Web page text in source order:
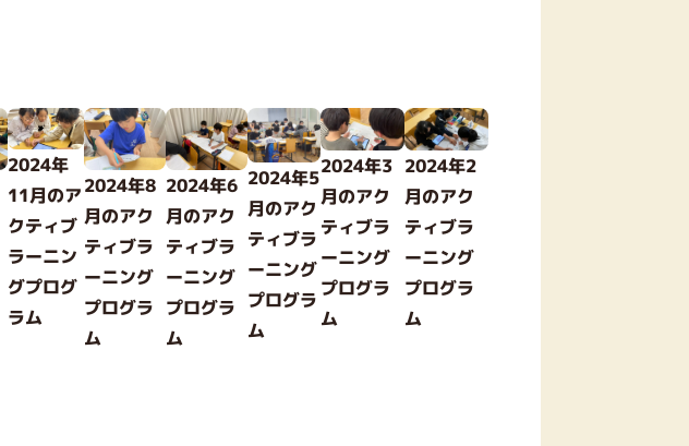
2024年
11月のア
クティブ
ラーニン
グプログ
ラム
2024年8
月のアク
ティブラ
ーニング
プログラ
ム
2024年6
月のアク
ティブラ
ーニング
プログラ
ム
2024年5
月のアク
ティブラ
ーニング
プログラ
ム
2024年3
月のアク
ティブラ
ーニング
プログラ
ム
2024年2
月のアク
ティブラ
ーニング
プログラ
ム